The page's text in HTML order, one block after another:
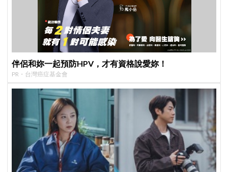
伴侶和妳一起預防HPV，才有資格說愛妳！
PR・台灣癌症基金會